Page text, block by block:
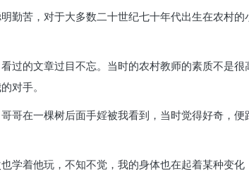
勤苦，对于大多数二十世纪七十年代出生在农村
过的文章过目不忘。当时的农村教师的素质不是
对手。
哥在一棵树后面手婬被我看到，当时觉得好奇，
学着他玩，不知不觉，我的身体也在起着某种变